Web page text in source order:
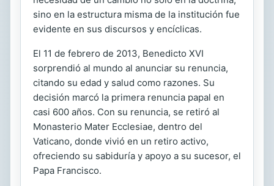
sino en la estructura misma de la institución fue
evidente en sus discursos y encíclicas.
El 11 de febrero de 2013, Benedicto XVI
sorprendió al mundo al anunciar su renuncia,
citando su edad y salud como razones. Su
decisión marcó la primera renuncia papal en
casi 600 años. Con su renuncia, se retiró al
Monasterio Mater Ecclesiae, dentro del
Vaticano, donde vivió en un retiro activo,
ofreciendo su sabiduría y apoyo a su sucesor, el
Papa Francisco.